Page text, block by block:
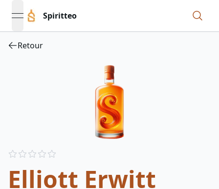
open navigation menu
Spiritteo
Retour
Reviews
Elliott Erwitt